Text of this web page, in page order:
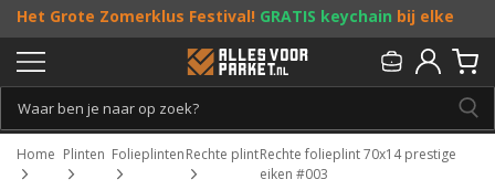
Het Grote Zomerklus Festival! GRATIS keychain bij elke
bestelling vanaf €25, entoffe acties! Doe je mee?
Persoonlijk & gratis advies:013 - 207 00 01
Home Plinten FolieplintenRechte plintRechte folieplint 70x14 prestige
eiken #003